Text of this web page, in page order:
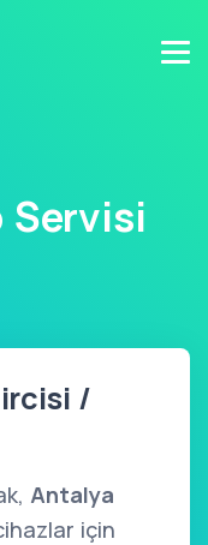
Servisi
/
Antalya
için